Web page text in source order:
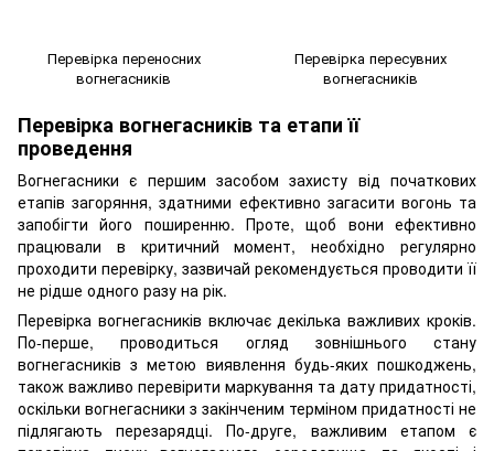
Перевірка вогнегасників та етапи її
проведення
Вогнегасники є першим засобом захисту від початкових
етапів загоряння, здатними ефективно загасити вогонь та
запобігти його поширенню. Проте, щоб вони ефективно
працювали в критичний момент, необхідно регулярно
проходити перевірку, зазвичай рекомендується проводити її
не рідше одного разу на рік.
Перевірка вогнегасників включає декілька важливих кроків.
По-перше, проводиться огляд зовнішнього стану
вогнегасників з метою виявлення будь-яких пошкоджень,
також важливо перевірити маркування та дату придатності,
оскільки вогнегасники з закінченим терміном придатності не
підлягають перезарядці. По-друге, важливим етапом є
Перевірка переносних
вогнегасників
Перевірка пересувних
вогнегасників